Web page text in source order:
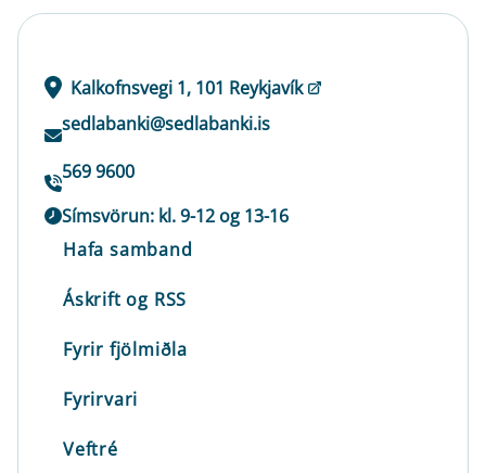
Kalkofnsvegi 1, 101 Reykjavík
sedlabanki@sedlabanki.is
569 9600
Símsvörun: kl. 9-12 og 13-16
Hafa samband
Áskrift og RSS
Fyrir fjölmiðla
Fyrirvari
Veftré